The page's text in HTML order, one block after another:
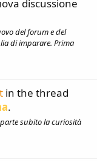
discussione
del forum e del
di imparare. Prima
in the thread
.
subito la curiosità